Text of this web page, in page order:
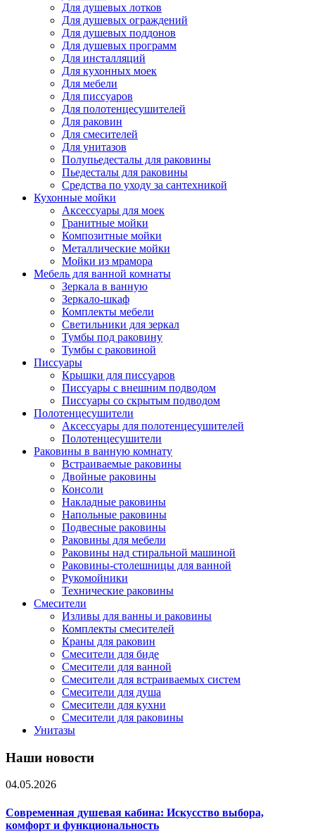
Для душевых лотков
Для душевых ограждений
Для душевых поддонов
Для душевых программ
Для инсталляций
Для кухонных моек
Для мебели
Для писсуаров
Для полотенцесушителей
Для раковин
Для смесителей
Для унитазов
Полупьедесталы для раковины
Пьедесталы для раковины
Средства по уходу за сантехникой
Кухонные мойки
Аксессуары для моек
Гранитные мойки
Композитные мойки
Металлические мойки
Мойки из мрамора
Мебель для ванной комнаты
Зеркала в ванную
Зеркало-шкаф
Комплекты мебели
Светильники для зеркал
Тумбы под раковину
Тумбы с раковиной
Писсуары
Крышки для писсуаров
Писсуары с внешним подводом
Писсуары со скрытым подводом
Полотенцесушители
Аксессуары для полотенцесушителей
Полотенцесушители
Раковины в ванную комнату
Встраиваемые раковины
Двойные раковины
Консоли
Накладные раковины
Напольные раковины
Подвесные раковины
Раковины для мебели
Раковины над стиральной машиной
Раковины-столешницы для ванной
Рукомойники
Технические раковины
Смесители
Изливы для ванны и раковины
Комплекты смесителей
Краны для раковин
Смесители для биде
Смесители для ванной
Смесители для встраиваемых систем
Смесители для душа
Смесители для кухни
Смесители для раковины
Унитазы
Наши новости
04.05.2026
Современная душевая кабина: Искусство выбора,
комфорт и функциональность